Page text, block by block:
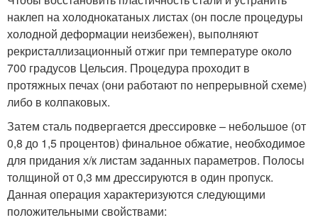
наклеп на холоднокатаных листах (он после процедуры
холодной деформации неизбежен), выполняют
рекристаллизационный отжиг при температуре около
700 градусов Цельсия. Процедура проходит в
протяжных печах (они работают по непрерывной схеме)
либо в колпаковых.
Затем сталь подвергается дрессировке – небольшое (от
0,8 до 1,5 процентов) финальное обжатие, необходимое
для придания х/к листам заданных параметров. Полосы
толщиной от 0,3 мм дрессируются в один пропуск.
Данная операция характеризуются следующими
положительными свойствами: